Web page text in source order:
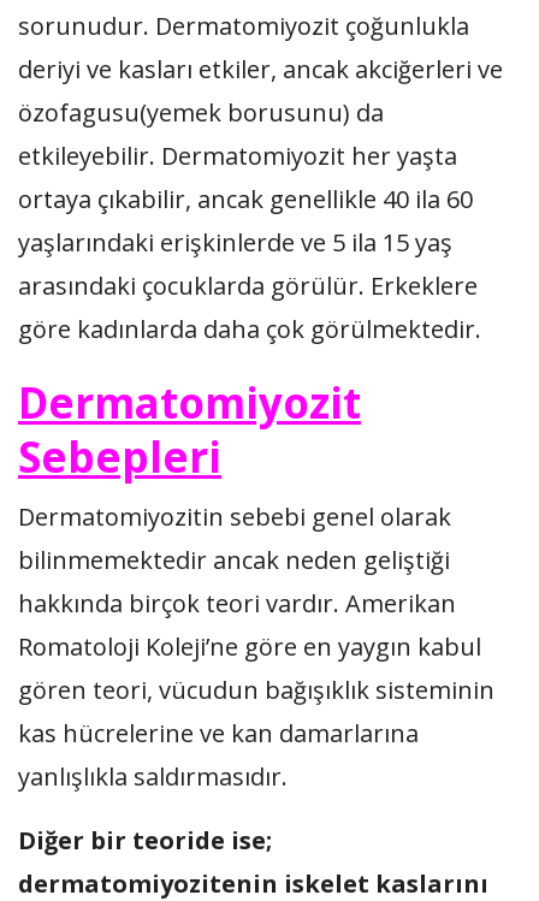
sorunudur. Dermatomiyozit çoğunlukla
deriyi ve kasları etkiler, ancak akciğerleri ve
özofagusu(yemek borusunu) da
etkileyebilir. Dermatomiyozit her yaşta
ortaya çıkabilir, ancak genellikle 40 ila 60
yaşlarındaki erişkinlerde ve 5 ila 15 yaş
arasındaki çocuklarda görülür. Erkeklere
göre kadınlarda daha çok görülmektedir.
Dermatomiyozit
Sebepleri
Dermatomiyozitin sebebi genel olarak
bilinmemektedir ancak neden geliştiği
hakkında birçok teori vardır. Amerikan
Romatoloji Koleji’ne göre en yaygın kabul
gören teori, vücudun bağışıklık sisteminin
kas hücrelerine ve kan damarlarına
yanlışlıkla saldırmasıdır.
Diğer bir teoride ise;
dermatomiyozitenin iskelet kaslarını